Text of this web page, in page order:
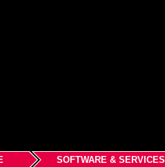
SOFTWARE & SERVICES